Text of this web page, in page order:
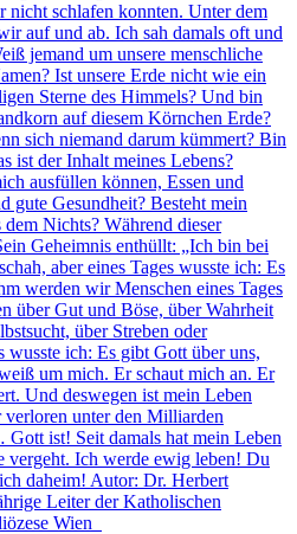
nicht schlafen konnten. Unter dem
auf und ab. Ich sah damals oft und
jemand um unsere menschliche
Ist unsere Erde nicht wie ein
Sterne des Himmels? Und bin
auf diesem Körnchen Erde?
sich niemand darum kümmert? Bin
ist der Inhalt meines Lebens?
ausfüllen können, Essen und
gute Gesundheit? Besteht mein
Nichts? Während dieser
Geheimnis enthüllt: „Ich bin bei
aber eines Tages wusste ich: Es
werden wir Menschen eines Tages
über Gut und Böse, über Wahrheit
über Streben oder
ich: Es gibt Gott über uns,
um mich. Er schaut mich an. Er
Und deswegen ist mein Leben
unter den Milliarden
ist! Seit damals hat mein Leben
Ich werde ewig leben! Du
daheim! Autor: Dr. Herbert
Leiter der Katholischen
Wien